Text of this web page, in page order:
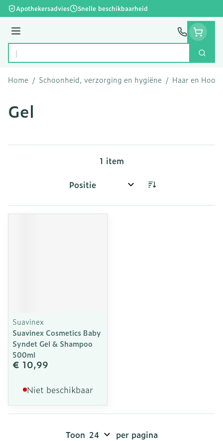
Ga naar de inhoud
Apothekersadvies Snelle beschikbaarheid
Menu
Product, merk, categorie...
Zoek
Home / Schoonheid, verzorging en hygiëne / Haar en Hoofd
Gel
1 item
Sorteer op:
Suavinex
Suavinex Cosmetics Baby
Syndet Gel & Shampoo
500ml
€ 10,99
Niet beschikbaar
Toon per pagina